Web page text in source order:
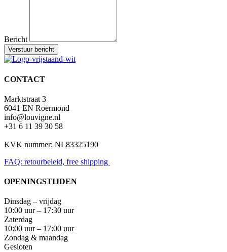
Bericht
Verstuur bericht
CONTACT
Marktstraat 3
6041 EN Roermond
info@louvigne.nl
+31 6 11 39 30 58
KVK nummer: NL83325190
FAQ: retourbeleid, free shipping
OPENINGSTIJDEN
Dinsdag – vrijdag
10:00 uur – 17:30 uur
Zaterdag
10:00 uur – 17:00 uur
Zondag & maandag
Gesloten